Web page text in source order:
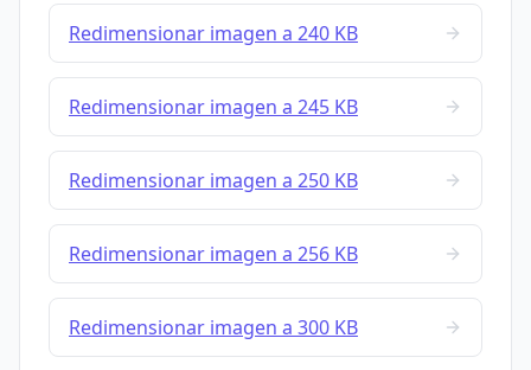
Redimensionar imagen a 240 KB
Redimensionar imagen a 245 KB
Redimensionar imagen a 250 KB
Redimensionar imagen a 256 KB
Redimensionar imagen a 300 KB